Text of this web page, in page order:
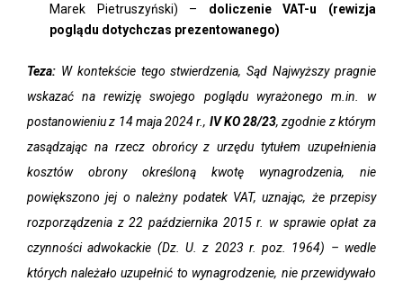
Marek Pietruszyński) – doliczenie VAT-u (rewizja
poglądu dotychczas prezentowanego)
Teza: W kontekście tego stwierdzenia, Sąd Najwyższy pragnie
wskazać na rewizję swojego poglądu wyrażonego m.in. w
postanowieniu z 14 maja 2024 r., IV KO 28/23, zgodnie z którym
zasądzając na rzecz obrońcy z urzędu tytułem uzupełnienia
kosztów obrony określoną kwotę wynagrodzenia, nie
powiększono jej o należny podatek VAT, uznając, że przepisy
rozporządzenia z 22 października 2015 r. w sprawie opłat za
czynności adwokackie (Dz. U. z 2023 r. poz. 1964) – wedle
których należało uzupełnić to wynagrodzenie, nie przewidywało